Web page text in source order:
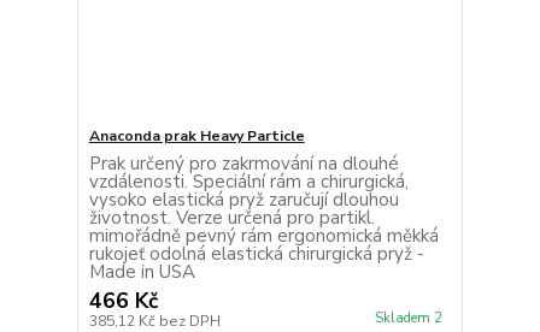
Anaconda prak Heavy Particle
Prak určený pro zakrmování na dlouhé
vzdálenosti. Speciální rám a chirurgická,
vysoko elastická pryž zaručují dlouhou
životnost. Verze určená pro partikl.
mimořádně pevný rám ergonomická měkká
rukojeť odolná elastická chirurgická pryž -
Made in USA
466 Kč
385,12 Kč bez DPH Skladem 2